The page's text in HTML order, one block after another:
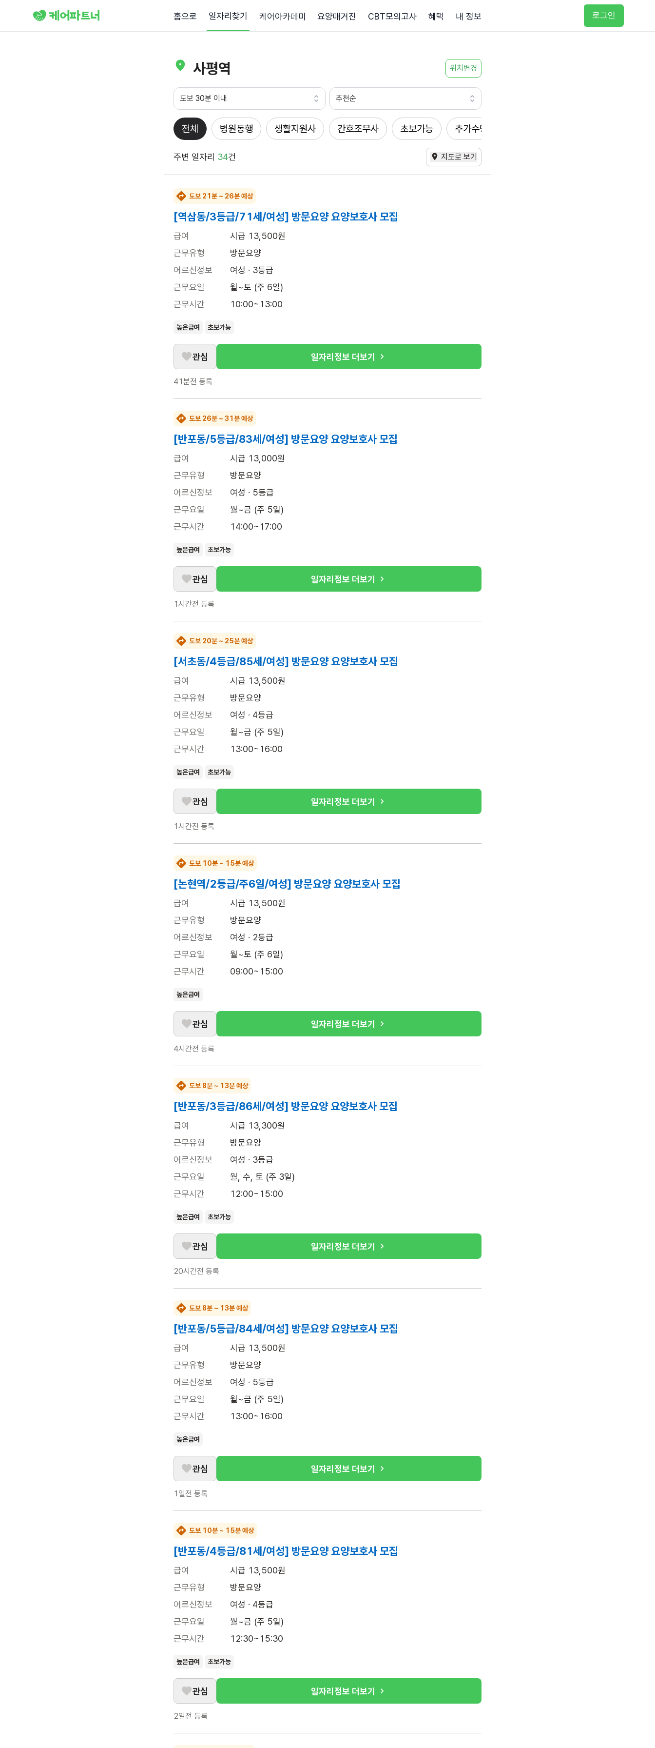
홈으로 일자리찾기 케어아카데미 요양매거진 CBT모의고사 혜택 내 정보 로그인
사평역 위치변경
도보 30분 이내 추천순
전체 병원동행 생활지원사 간호조무사 초보가능 추가수당
주변 일자리 34건 지도로 보기
도보 21분 ~ 26분 예상
[역삼동/3등급/71세/여성] 방문요양 요양보호사 모집
급여
시급 13,500원
근무유형
방문요양
어르신정보
여성 · 3등급
근무요일
월~토 (주 6일)
근무시간
10:00~13:00
높은급여 초보가능
관심 일자리정보 더보기
41분전 등록
도보 26분 ~ 31분 예상
[반포동/5등급/83세/여성] 방문요양 요양보호사 모집
급여
시급 13,000원
근무유형
방문요양
어르신정보
여성 · 5등급
근무요일
월~금 (주 5일)
근무시간
14:00~17:00
높은급여 초보가능
관심 일자리정보 더보기
1시간전 등록
도보 20분 ~ 25분 예상
[서초동/4등급/85세/여성] 방문요양 요양보호사 모집
급여
시급 13,500원
근무유형
방문요양
어르신정보
여성 · 4등급
근무요일
월~금 (주 5일)
근무시간
13:00~16:00
높은급여 초보가능
관심 일자리정보 더보기
1시간전 등록
도보 10분 ~ 15분 예상
[논현역/2등급/주6일/여성] 방문요양 요양보호사 모집
급여
시급 13,500원
근무유형
방문요양
어르신정보
여성 · 2등급
근무요일
월~토 (주 6일)
근무시간
09:00~15:00
높은급여
관심 일자리정보 더보기
4시간전 등록
도보 8분 ~ 13분 예상
[반포동/3등급/86세/여성] 방문요양 요양보호사 모집
급여
시급 13,300원
근무유형
방문요양
어르신정보
여성 · 3등급
근무요일
월, 수, 토 (주 3일)
근무시간
12:00~15:00
높은급여 초보가능
관심 일자리정보 더보기
20시간전 등록
도보 8분 ~ 13분 예상
[반포동/5등급/84세/여성] 방문요양 요양보호사 모집
급여
시급 13,500원
근무유형
방문요양
어르신정보
여성 · 5등급
근무요일
월~금 (주 5일)
근무시간
13:00~16:00
높은급여
관심 일자리정보 더보기
1일전 등록
도보 10분 ~ 15분 예상
[반포동/4등급/81세/여성] 방문요양 요양보호사 모집
급여
시급 13,500원
근무유형
방문요양
어르신정보
여성 · 4등급
근무요일
월~금 (주 5일)
근무시간
12:30~15:30
높은급여 초보가능
관심 일자리정보 더보기
2일전 등록